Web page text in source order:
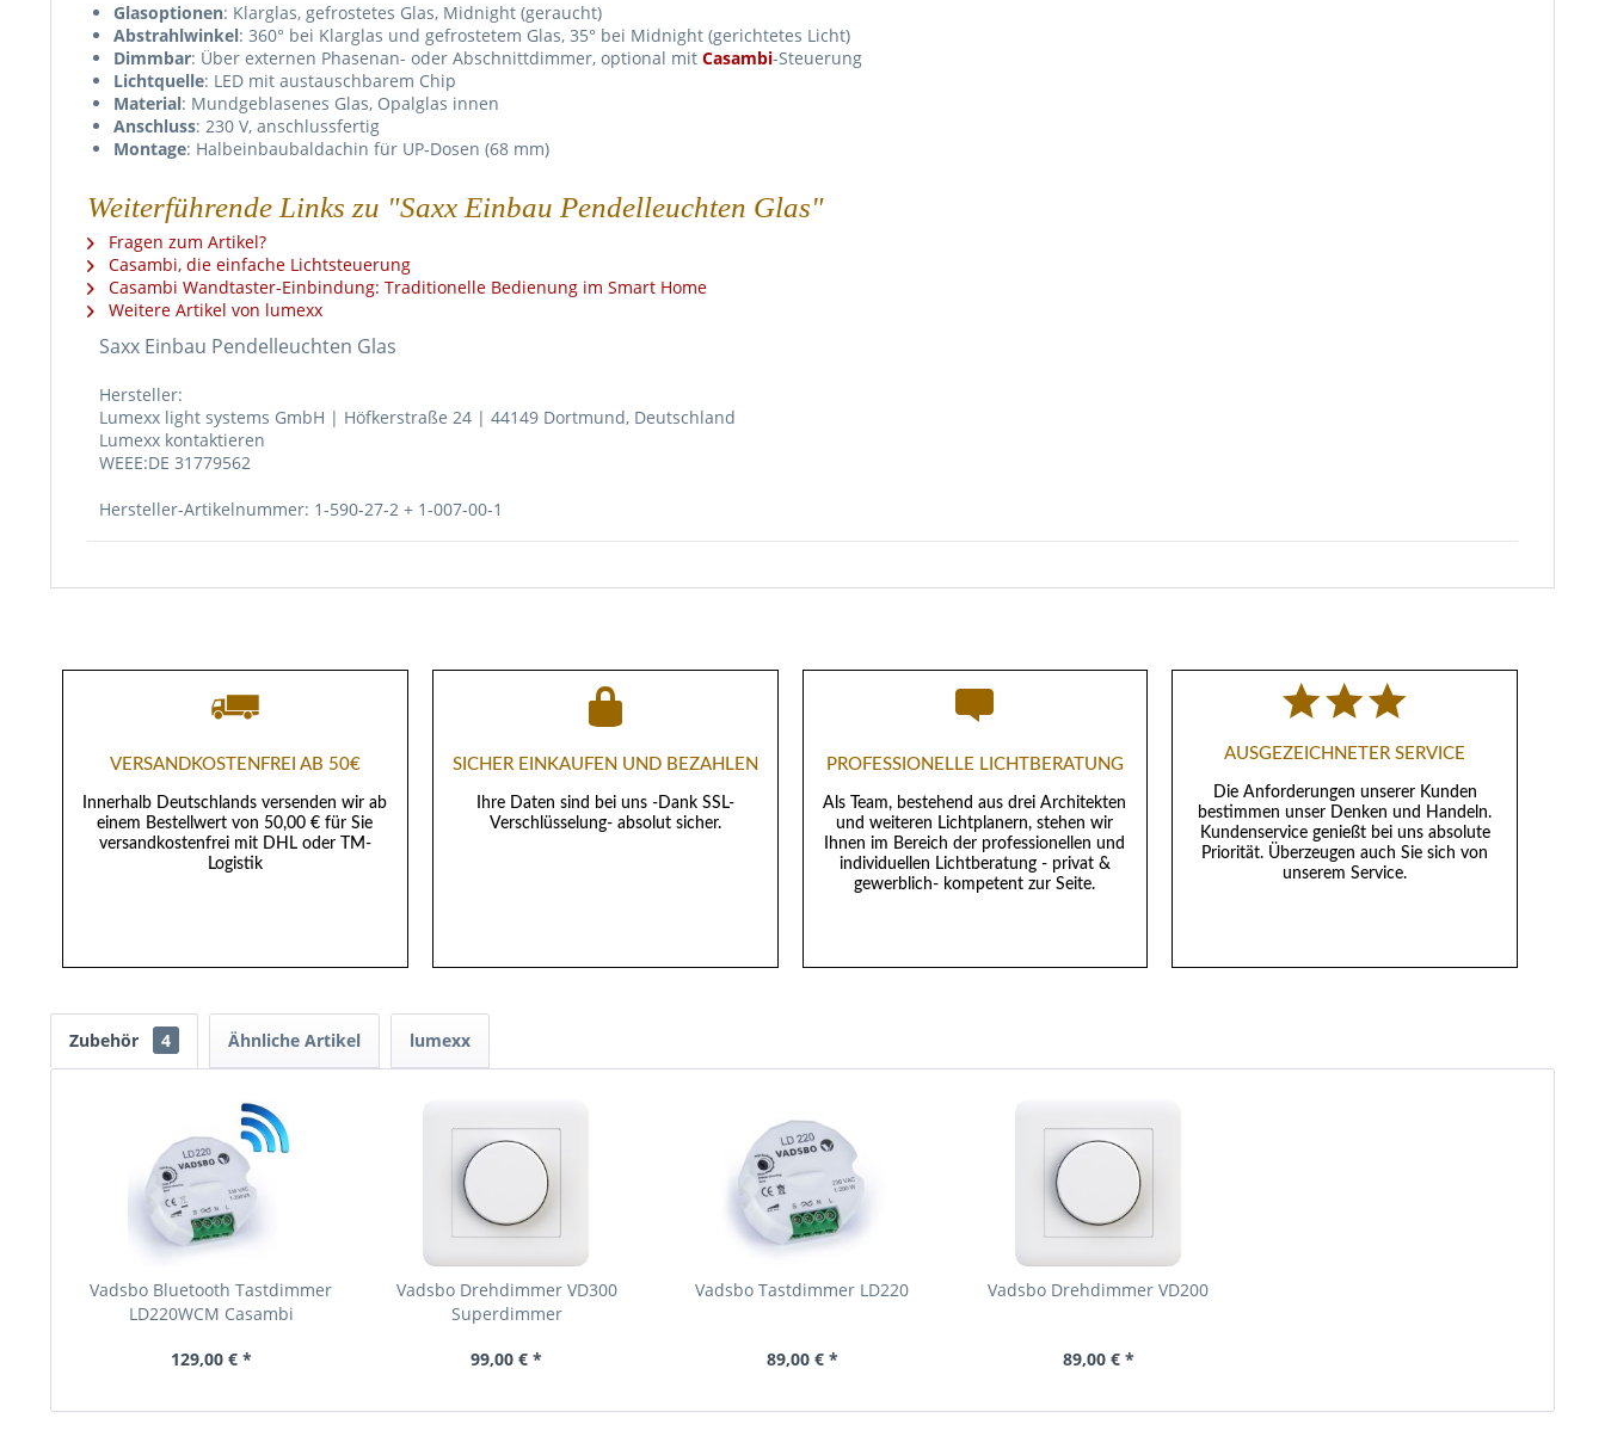
Glasoptionen: Klarglas, gefrostetes Glas, Midnight (geraucht)
Abstrahlwinkel: 360° bei Klarglas und gefrostetem Glas, 35° bei Midnight (gerichtetes Licht)
Dimmbar: Über externen Phasenan- oder Abschnittdimmer, optional mit Casambi-Steuerung
Lichtquelle: LED mit austauschbarem Chip
Material: Mundgeblasenes Glas, Opalglas innen
Anschluss: 230 V, anschlussfertig
Montage: Halbeinbaubaldachin für UP-Dosen (68 mm)
Weiterführende Links zu "Saxx Einbau Pendelleuchten Glas"
Fragen zum Artikel?
Casambi, die einfache Lichtsteuerung
Casambi Wandtaster-Einbindung: Traditionelle Bedienung im Smart Home
Weitere Artikel von lumexx
Saxx Einbau Pendelleuchten Glas
Hersteller:
Lumexx light systems GmbH | Höfkerstraße 24 | 44149 Dortmund, Deutschland
Lumexx kontaktieren
WEEE:DE 31779562
Hersteller-Artikelnummer: 1-590-27-2 + 1-007-00-1
VERSANDKOSTENFREI AB 50€
Innerhalb Deutschlands versenden wir ab
einem Bestellwert von 50,00 € für Sie
versandkostenfrei mit DHL oder TM-
Logistik
SICHER EINKAUFEN UND BEZAHLEN
Ihre Daten sind bei uns -Dank SSL-
Verschlüsselung- absolut sicher.
PROFESSIONELLE LICHTBERATUNG
Als Team, bestehend aus drei Architekten
und weiteren Lichtplanern, stehen wir
Ihnen im Bereich der professionellen und
individuellen Lichtberatung - privat &
gewerblich- kompetent zur Seite.
AUSGEZEICHNETER SERVICE
Die Anforderungen unserer Kunden
bestimmen unser Denken und Handeln.
Kundenservice genießt bei uns absolute
Priorität. Überzeugen auch Sie sich von
unserem Service.
Zubehör 4 Ähnliche Artikel lumexx
Vadsbo Bluetooth Tastdimmer
LD220WCM Casambi
129,00 € *
Vadsbo Drehdimmer VD300
Superdimmer
99,00 € *
Vadsbo Tastdimmer LD220
89,00 € *
Vadsbo Drehdimmer VD200
89,00 € *